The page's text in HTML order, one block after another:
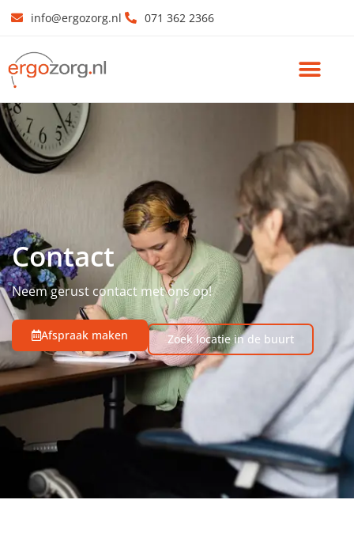
info@ergozorg.nl 071 362 2366
Contact
Neem gerust contact met ons op!
Afspraak maken Zoek locatie in de buurt